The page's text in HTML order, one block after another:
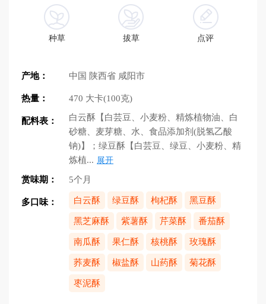
种草 拔草 点评
产地： 中国 陕西省 咸阳市
热量： 470 大卡(100克)
配料表：
白云酥【白芸豆、小麦粉、精炼植物油、白
砂糖、麦芽糖、水、食品添加剂(脱氢乙酸
钠)】；绿豆酥【白芸豆、绿豆、小麦粉、精
炼植... 展开
赏味期： 5个月
多口味： 白云酥 绿豆酥 枸杞酥 黑豆酥
黑芝麻酥 紫薯酥 芹菜酥 番茄酥
南瓜酥 果仁酥 核桃酥 玫瑰酥
荞麦酥 椒盐酥 山药酥 菊花酥
枣泥酥